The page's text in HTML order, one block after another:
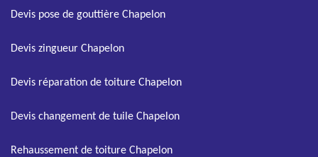
Devis pose de gouttière Chapelon
Devis zingueur Chapelon
Devis réparation de toiture Chapelon
Devis changement de tuile Chapelon
Rehaussement de toiture Chapelon